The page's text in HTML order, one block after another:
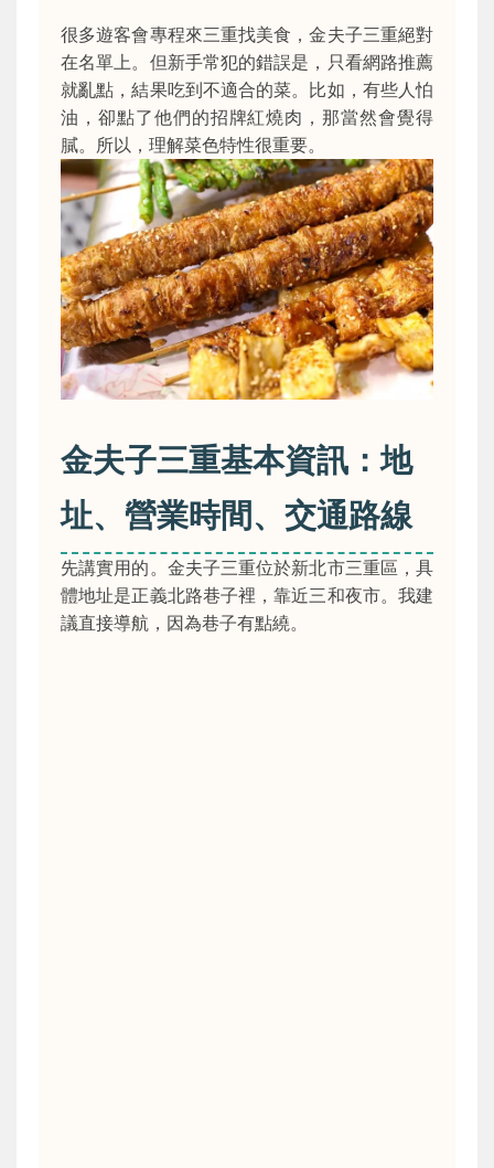
很多遊客會專程來三重找美食，金夫子三重絕對
在名單上。但新手常犯的錯誤是，只看網路推薦
就亂點，結果吃到不適合的菜。比如，有些人怕
油，卻點了他們的招牌紅燒肉，那當然會覺得
膩。所以，理解菜色特性很重要。
金夫子三重基本資訊：地
址、營業時間、交通路線
先講實用的。金夫子三重位於新北市三重區，具
體地址是正義北路巷子裡，靠近三和夜市。我建
議直接導航，因為巷子有點繞。